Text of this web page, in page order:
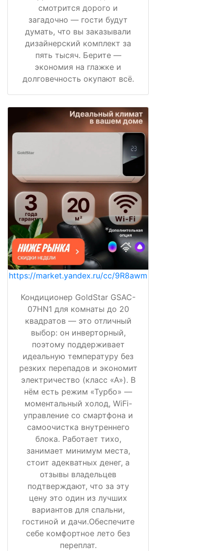
смотрится дорого и
загадочно — гости будут
думать, что вы заказывали
дизайнерский комплект за
пять тысяч. Берите —
экономия на глажке и
долговечность окупают всё.
https://market.yandex.ru/cc/9R8awm
Кондиционер GoldStar GSAC-
07HN1 для комнаты до 20
квадратов — это отличный
выбор: он инверторный,
поэтому поддерживает
идеальную температуру без
резких перепадов и экономит
электричество (класс «А»). В
нём есть режим «Турбо» —
моментальный холод, WiFi-
управление со смартфона и
самоочистка внутреннего
блока. Работает тихо,
занимает минимум места,
стоит адекватных денег, а
отзывы владельцев
подтверждают, что за эту
цену это один из лучших
вариантов для спальни,
гостиной и дачи.Обеспечите
себе комфортное лето без
переплат.